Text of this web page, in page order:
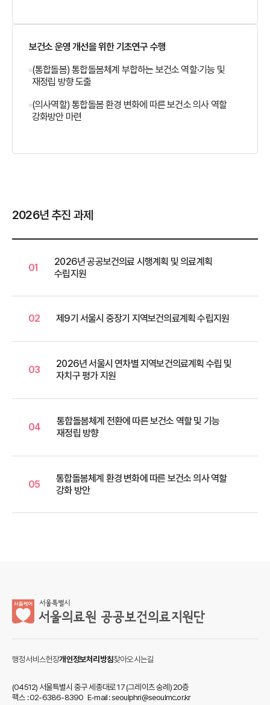
보건소 운영 개선을 위한 기초연구 수행
(통합돌봄) 통합돌봄체계 부합하는 보건소 역할·기능 및
재정립 방향 도출
(의사역할) 통합돌봄 환경 변화에 따른 보건소 의사 역할
강화방안 마련
2026년 추진 과제
01
2026년 공공보건의료 시행계획 및 의료계획
수립지원
02 제9기 서울시 중장기 지역보건의료계획 수립지원
03
2026년 서울시 연차별 지역보건의료계획 수립 및
자치구 평가 지원
04
통합돌봄체계 전환에 따른 보건소 역할 및 기능
재정립 방향
05
통합돌봄체계 환경 변화에 따른 보건소 의사 역할
강화 방안
행정서비스헌장개인정보처리방침찾아오시는길
(04512) 서울특별시 중구 세종대로 17 (그레이츠 숭례) 20층
팩스 : 02-6386-8390 E-mail : seoulphri@seoulmc.or.kr